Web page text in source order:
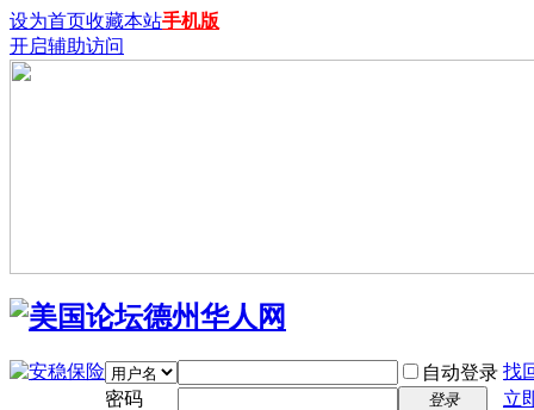
设为首页收藏本站手机版
开启辅助访问
自动登录 找
密码
登录
立